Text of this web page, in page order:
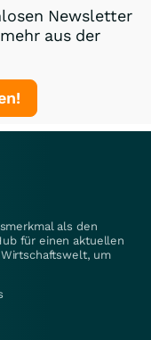
Newsletter
aus der
als den
für einen aktuellen
um